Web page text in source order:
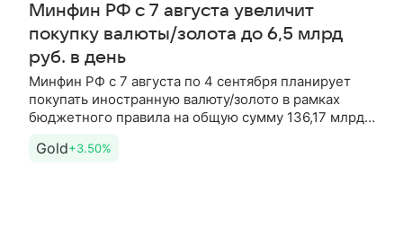
Минфин РФ с 7 августа увеличит
покупку валюты/золота до 6,5 млрд
руб. в день
Минфин РФ с 7 августа по 4 сентября планирует
покупать иностранную валюту/золото в рамках
бюджетного правила на общую сумму 136,17 млрд
эквивалент 6,5 млрд рублей,
Gold+3.50%